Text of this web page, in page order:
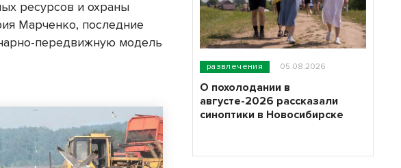
ресурсов и охраны
Марченко, последние
передвижную модель
развлечения 05.08.2026
О похолодании в
августе-2026 рассказали
синоптики в Новосибирске